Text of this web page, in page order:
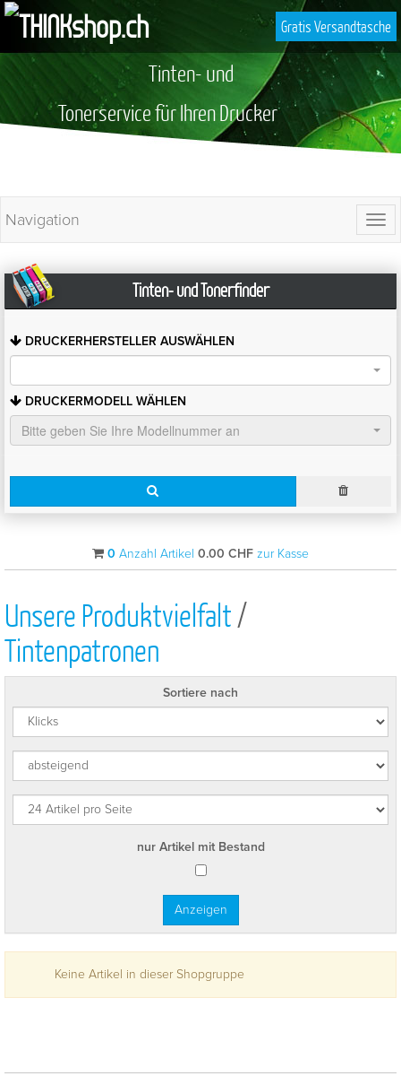
Gratis Versandtasche
Tinten- und
Tonerservice für Ihren Drucker
Navigation
Tinten- und Tonerfinder
DRUCKERHERSTELLER AUSWÄHLEN
DRUCKERMODELL WÄHLEN
Bitte geben Sie Ihre Modellnummer an
0 Anzahl Artikel 0.00 CHF zur Kasse
Unsere Produktvielfalt/
Tintenpatronen
Sortiere nach
nur Artikel mit Bestand
Keine Artikel in dieser Shopgruppe